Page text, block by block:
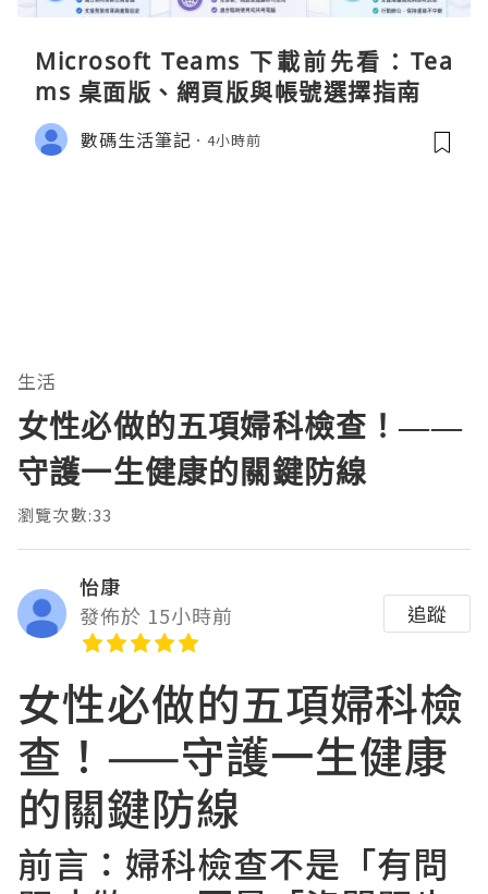
Microsoft Teams 下載前先看：Tea
ms 桌面版、網頁版與帳號選擇指南
數碼生活筆記 4小時前
生活
女性必做的五項婦科檢查！——
守護一生健康的關鍵防線
瀏覽次數:33
怡康
發佈於 15小時前
追蹤
女性必做的五項婦科檢
查！——守護一生健康
的關鍵防線
前言：婦科檢查不是「有問